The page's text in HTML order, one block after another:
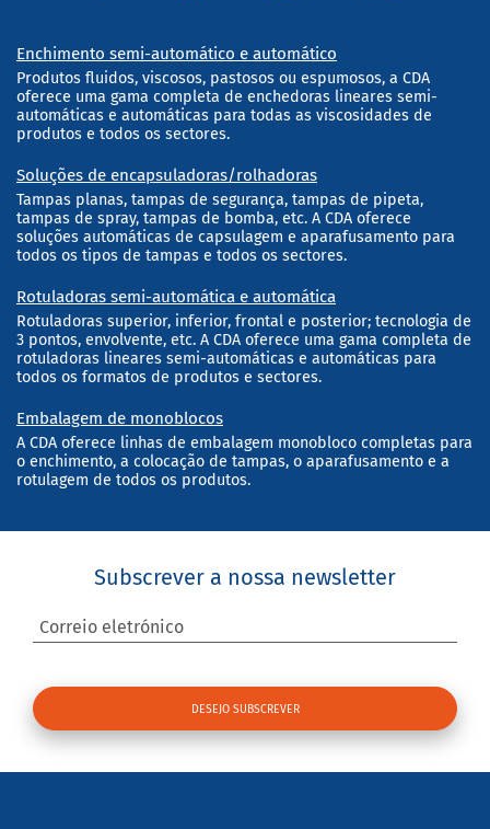
Enchimento semi-automático e automático
Produtos fluidos, viscosos, pastosos ou espumosos, a CDA
oferece uma gama completa de enchedoras lineares semi-
automáticas e automáticas para todas as viscosidades de
produtos e todos os sectores.
Soluções de encapsuladoras/rolhadoras
Tampas planas, tampas de segurança, tampas de pipeta,
tampas de spray, tampas de bomba, etc. A CDA oferece
soluções automáticas de capsulagem e aparafusamento para
todos os tipos de tampas e todos os sectores.
Rotuladoras semi-automática e automática
Rotuladoras superior, inferior, frontal e posterior; tecnologia de
3 pontos, envolvente, etc. A CDA oferece uma gama completa de
rotuladoras lineares semi-automáticas e automáticas para
todos os formatos de produtos e sectores.
Embalagem de monoblocos
A CDA oferece linhas de embalagem monobloco completas para
o enchimento, a colocação de tampas, o aparafusamento e a
rotulagem de todos os produtos.
Subscrever a nossa newsletter
Correio eletrónico